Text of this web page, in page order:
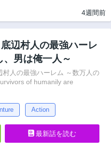
4週間前
辺村人の最強ハーレ
男は俺一人～
人の最強ハーレム ～数万人の
of humanily are
Action
最新話を読む